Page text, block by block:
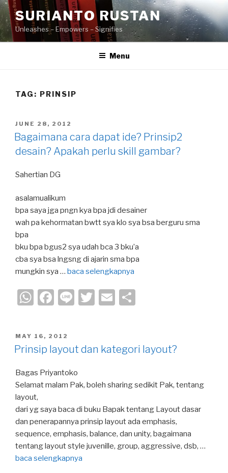
Skip
to
content
SURIANTO RUSTAN
Unleashes – Empowers – Signifies
Menu
TAG: PRINSIP
POSTED
ON
JUNE 28, 2012
Bagaimana cara dapat ide? Prinsip2
desain? Apakah perlu skill gambar?
Sahertian DG
asalamualikum
bpa saya jga pngn kya bpa jdi desainer
wah pa kehormatan bwtt sya klo sya bsa berguru sma
bpa
bku bpa bgus2 sya udah bca 3 bku’a
cba sya bsa lngsng di ajarin sma bpa
mungkin sya … baca selengkapnya
W
at
s
p
p
F
c
e
o
k
Li T
er
E
e
POSTED
ON
MAY 16, 2012
Prinsip layout dan kategori layout?
Bagas Priyantoko
Selamat malam Pak, boleh sharing sedikit Pak, tentang
layout,
dari yg saya baca di buku Bapak tentang Layout dasar
dan penerapannya prinsip layout ada emphasis,
sequence, emphasis, balance, dan unity, bagaimana
tentang layout style juvenille, group, aggressive, dsb, …
baca selengkapnya